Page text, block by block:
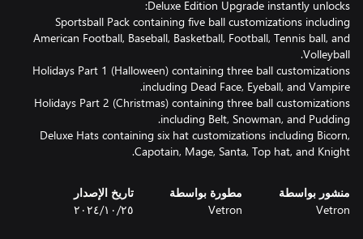
Sportsball Pack containing five ball customizations including
American Football, Baseball, Basketball, Football, Tennis ball, and
Holidays Part 1 (Halloween) containing three ball customizations
Holidays Part 2 (Christmas) containing three ball customizations
Deluxe Hats containing six hat customizations including Bicorn,
Capotain, Mage, Santa, Top hat, and Knight.
منشور بواسطة
Vetron
مطورة بواسطة
Vetron
تاريخ الإصدار
٢٥‏/١٠‏/٢٠٢٤